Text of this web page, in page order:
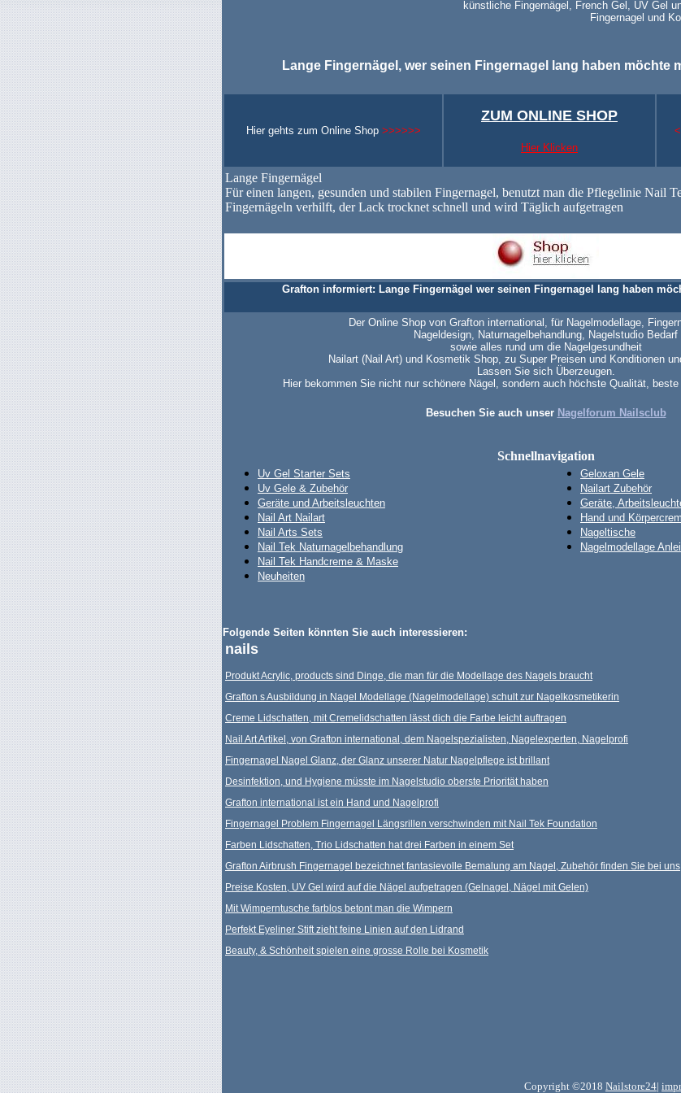
künstliche Fingernägel, French Gel, UV Gel
Fingernagel und
Lange Fingernägel, wer seinen Fingernagel lang haben möchte
Hier gehts zum Online Shop >>>>>>
ZUM ONLINE SHOP
Hier Klicken
Lange Fingernägel
Für einen langen, gesunden und stabilen Fingernagel, benutzt man die Pflegelinie Nail
Fingernägeln verhilft, der Lack trocknet schnell und wird Täglich aufgetragen
Grafton informiert: Lange Fingernägel wer seinen Fingernagel lang haben
Der Online Shop von Grafton international, für Nagelmodellage,
Nageldesign, Naturnagelbehandlung, Nagelstudio Bedarf
sowie alles rund um die Nagelgesundheit
Nailart (Nail Art) und Kosmetik Shop, zu Super Preisen und Konditionen
Lassen Sie sich Überzeugen.
Hier bekommen Sie nicht nur schönere Nägel, sondern auch höchste Qualität,
Besuchen Sie auch unser Nagelforum Nailsclub
Schnellnavigation
Uv Gel Starter Sets
Uv Gele & Zubehör
Geräte und Arbeitsleuchten
Nail Art Nailart
Nail Arts Sets
Nail Tek Naturnagelbehandlung
Nail Tek Handcreme & Maske
Neuheiten
Geloxan Gele
Nailart Zubehör
Geräte,
Hand und
Nageltische
Nagelmodellage
Folgende Seiten könnten Sie auch interessieren:
nails
Produkt Acrylic, products sind Dinge, die man für die Modellage des Nagels braucht
Grafton s Ausbildung in Nagel Modellage (Nagelmodellage) schult zur Nagelkosmetikerin
Creme Lidschatten, mit Cremelidschatten lässt dich die Farbe leicht auftragen
Nail Art Artikel, von Grafton international, dem Nagelspezialisten, Nagelexperten, Nagelprofi
Fingernagel Nagel Glanz, der Glanz unserer Natur Nagelpflege ist brillant
Desinfektion, und Hygiene müsste im Nagelstudio oberste Priorität haben
Grafton international ist ein Hand und Nagelprofi
Fingernagel Problem Fingernagel Längsrillen verschwinden mit Nail Tek Foundation
Farben Lidschatten, Trio Lidschatten hat drei Farben in einem Set
Grafton Airbrush Fingernagel bezeichnet fantasievolle Bemalung am Nagel, Zubehör finden Sie bei uns
Preise Kosten, UV Gel wird auf die Nägel aufgetragen (Gelnagel, Nägel mit Gelen)
Mit Wimperntusche farblos betont man die Wimpern
Perfekt Eyeliner Stift zieht feine Linien auf den Lidrand
Beauty, & Schönheit spielen eine grosse Rolle bei Kosmetik
Copyright ©2018 Nailstore24|